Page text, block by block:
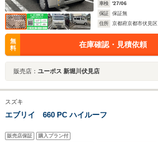
車検
'27/06
保証
保証無
住所
京都府京都市伏見区
無
料
在庫確認・見積依頼
販売店： ユーポス 新堀川伏見店
スズキ
エブリイ 660 PC ハイルーフ
販売店保証 購入プラン付